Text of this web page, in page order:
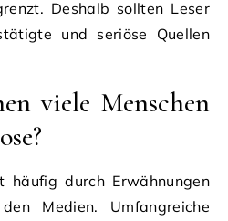
Deshalb sollten Leser
und seriöse Quellen
viele Menschen
häufig durch Erwähnungen
Medien. Umfangreiche